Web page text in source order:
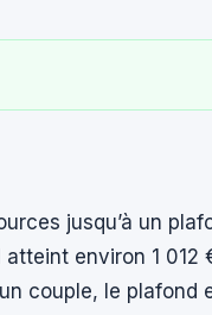
jusqu’à un
environ 1 012
couple, le plafond